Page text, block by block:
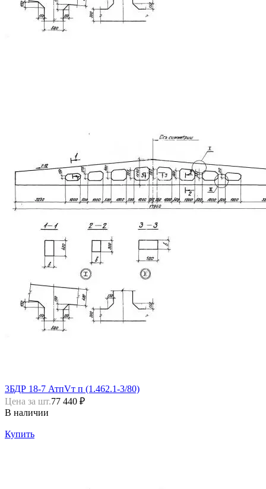
3БДР 18-7 АтпVт п (1.462.1-3/80)
Цена за шт.77 440 ₽
В наличии
Купить